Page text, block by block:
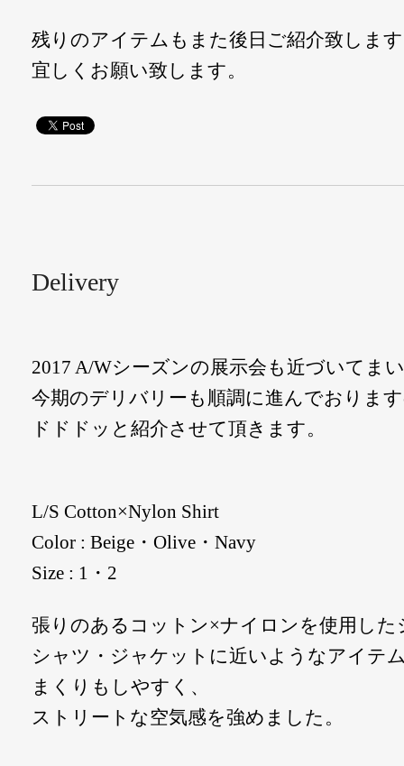
残りのアイテムもまた後日ご紹介致しま
宜しくお願い致します。
Delivery
2017 A/Wシーズンの展示会も近づいてま
今期のデリバリーも順調に進んでおりま
ドドドッと紹介させて頂きます。
L/S Cotton×Nylon Shirt
Color : Beige・Olive・Navy
Size : 1・2
張りのあるコットン×ナイロンを使用した
シャツ・ジャケットに近いようなアイテ
まくりもしやすく、
ストリートな空気感を強めました。